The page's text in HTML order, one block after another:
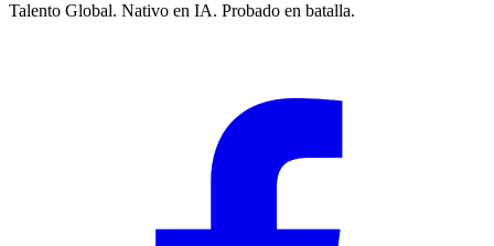
Talento Global. Nativo en IA. Probado en batalla.